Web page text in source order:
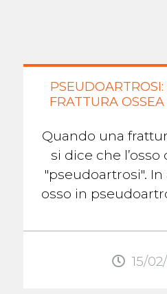
FRATTURA
Quando una
si dice che
"pseudoartrosi".
osso in
...
15/